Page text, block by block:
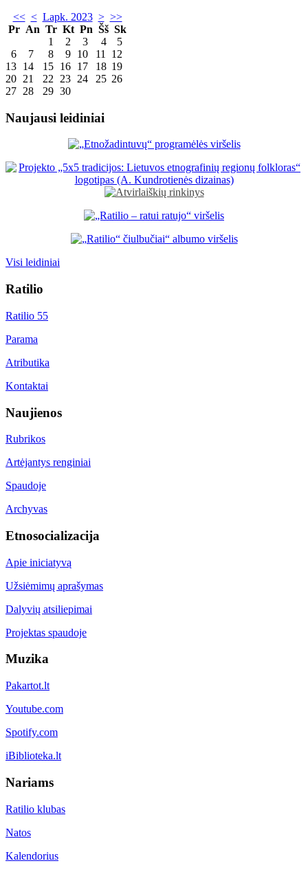
<< < Lapk. 2023 > >>
Pr An Tr Kt Pn Šš Sk
1
2 3 4
5
6
7 8 9 10 11
12
13 14 15 16 17 18 19
20 21 22 23 24 25 26
27 28 29 30
Naujausi leidiniai
Visi leidiniai
Ratilio
Ratilio 55
Parama
Atributika
Kontaktai
Naujienos
Rubrikos
Artėjantys renginiai
Spaudoje
Archyvas
Etnosocializacija
Apie iniciatyvą
Užsiėmimų aprašymas
Dalyvių atsiliepimai
Projektas spaudoje
Muzika
Pakartot.lt
Youtube.com
Spotify.com
iBiblioteka.lt
Nariams
Ratilio klubas
Natos
Kalendorius